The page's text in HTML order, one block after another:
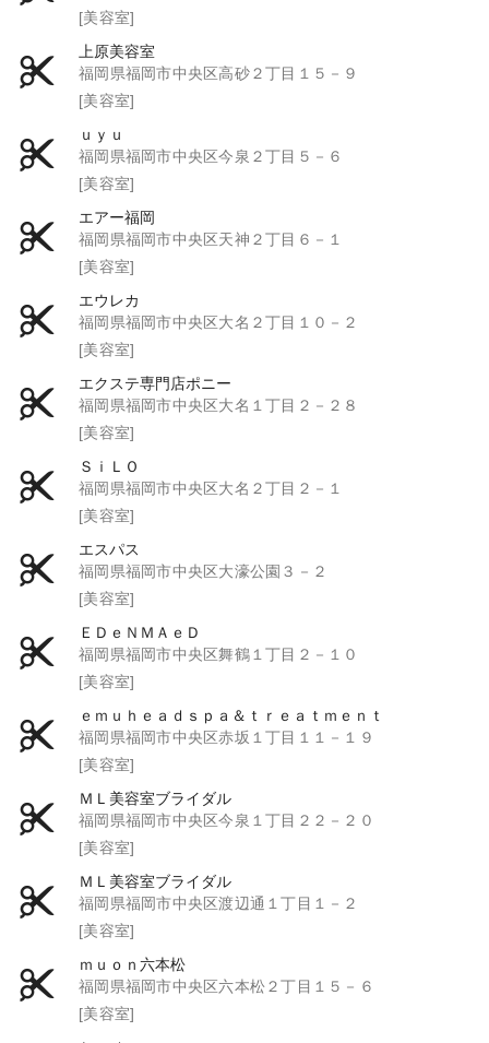
[美容室]
上原美容室
福岡県福岡市中央区高砂２丁目１５－９
[美容室]
ｕｙｕ
福岡県福岡市中央区今泉２丁目５－６
[美容室]
エアー福岡
福岡県福岡市中央区天神２丁目６－１
[美容室]
エウレカ
福岡県福岡市中央区大名２丁目１０－２
[美容室]
エクステ専門店ポニー
福岡県福岡市中央区大名１丁目２－２８
[美容室]
ＳｉＬＯ
福岡県福岡市中央区大名２丁目２－１
[美容室]
エスパス
福岡県福岡市中央区大濠公園３－２
[美容室]
ＥＤｅＮＭＡｅＤ
福岡県福岡市中央区舞鶴１丁目２－１０
[美容室]
ｅｍｕｈｅａｄｓｐａ＆ｔｒｅａｔｍｅｎｔ
福岡県福岡市中央区赤坂１丁目１１－１９
[美容室]
ＭＬ美容室ブライダル
福岡県福岡市中央区今泉１丁目２２－２０
[美容室]
ＭＬ美容室ブライダル
福岡県福岡市中央区渡辺通１丁目１－２
[美容室]
ｍｕｏｎ六本松
福岡県福岡市中央区六本松２丁目１５－６
[美容室]